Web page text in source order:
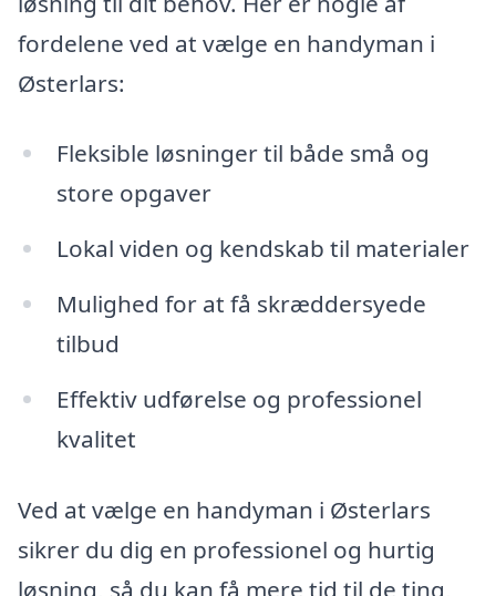
fordelene ved at vælge en handyman i
Østerlars:
Fleksible løsninger til både små og
store opgaver
Lokal viden og kendskab til materialer
Mulighed for at få skræddersyede
tilbud
Effektiv udførelse og professionel
kvalitet
Ved at vælge en handyman i Østerlars
sikrer du dig en professionel og hurtig
løsning, så du kan få mere tid til de ting,